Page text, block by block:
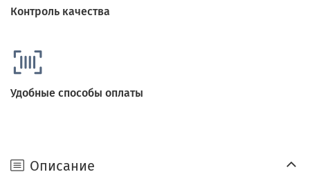
Контроль качества
Удобные способы оплаты
Описание